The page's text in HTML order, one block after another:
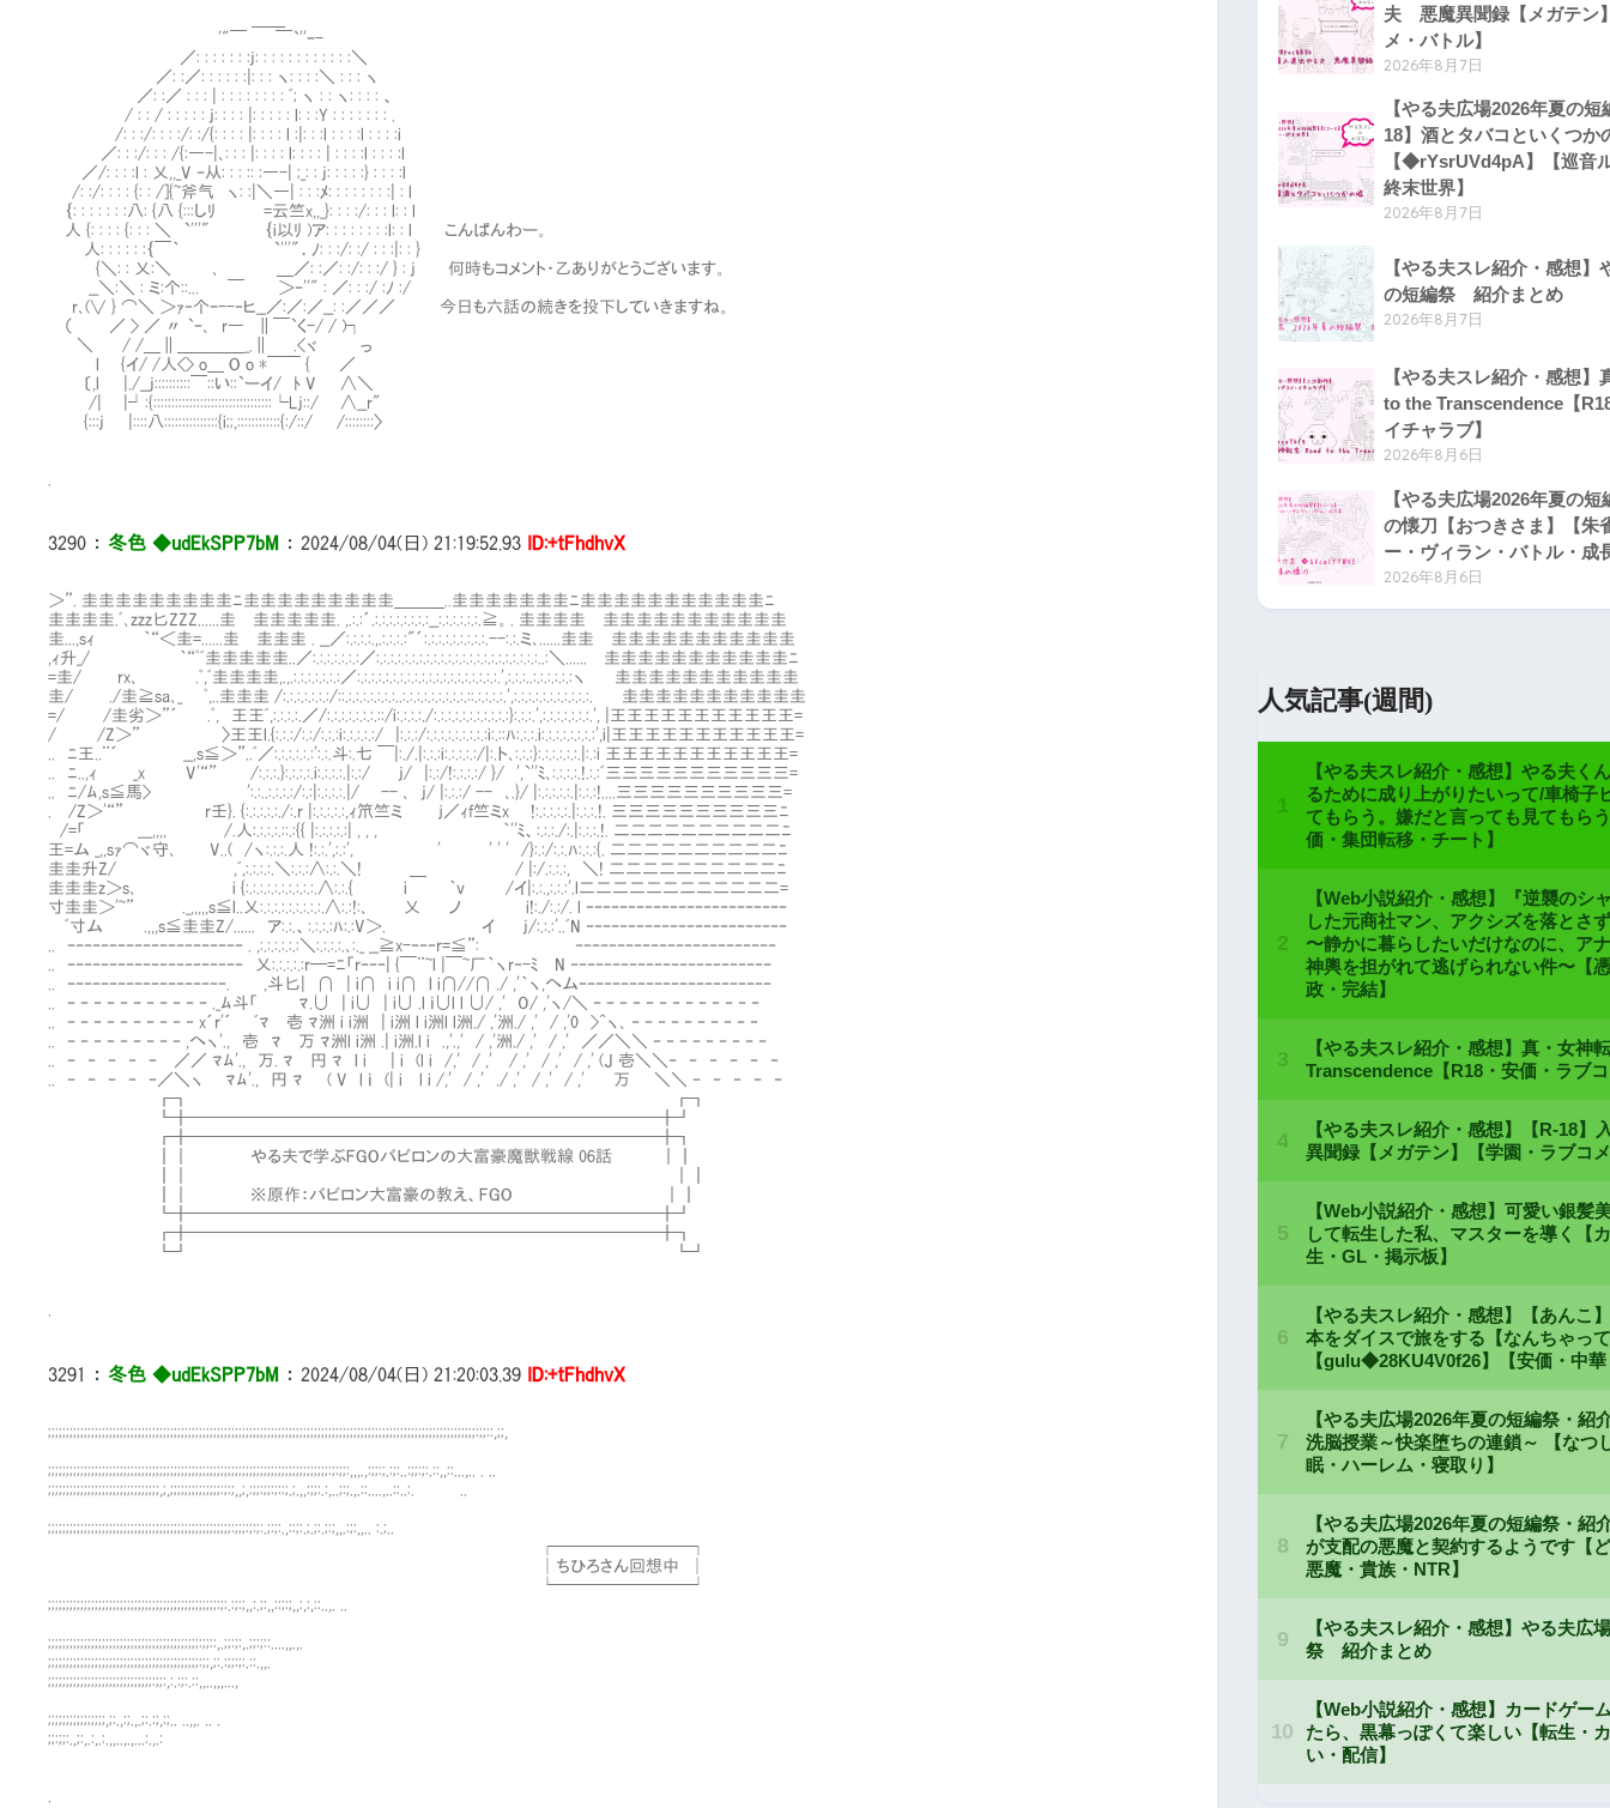
'"￣ ￣`''ｰ-
／: : : : : : :j: : : : : : : : : : : :＼
／: :／: : : : : :|: : : ヽ: : : :＼ : : : ヽ
／: :／ : : : | : : : : : : : : ﾞ; ヽ : : ヽ: : : : 、
/ : : / : : : : : j: : : : |: : : : : l: : :Y : : : : : : : .
/: : :/: : : :/: :/{: : : : |: : : : l :|: : :l : : : :l : : : :i
／: : :/: : : /{:―-|､: : : |: : : : l: : : : | : : : :l : : : :l
／/: : : :l : 乂,,_V ‐从: : : :: :―-| ;_: : j: : : : :} : : : :l
/: :/: : : : {: : /]{~斧气 ヽ: :|＼―| : : :ﾒ: : : : : : : :| : l
｛: : : : : : :八: {八 {:::しﾘ =云竺x,,_}: : : :/: : : l: : l
人 {: : : : {: : : ＼ `'''" ｛i以ﾘ )ア: : : : : : : :l: : l こんぱんわー。
人: : : : : :｛￣｀ `'''"．ﾉ: : :/: :/ : : :|: : }
{＼: : 乂:＼ ､ ＿／: :／: :/: : :/ } : j 何時もコメント・乙ありがとうございます。
__＼:＼ : ミ:个::... ￣ ＞‐''" : ／: : :/ :ﾉ :/
r､(∨ } ⌒＼ ＞ｧ‐个ｰ--‐ヒ__／:／:／__: :／／／ 今日も六話の続きを投下していきますね。
（ ／ > ／ 〃 `ｰ､ r― ∥￣`く-/ / )┐
＼ / /＿∥＿＿＿＿_.∥ .<ヾ っ
l {イ/ /人<> o＿ O o *￣￣ { ／
〔,l |./__j::::::::::￣::い::`ーイ/ ﾄ V ∧＼
/| |┘:{:::::::::::::::::::::::::::::::::└Lj::/ ∧__r"
{:::j |::::八:::::::::::::::{i;;,::::::::::::{:/::/ /::::::::〉
3290 ： 冬色 ◆udEkSPP7bM ： 2024/08/04(日) 21:19:52.93 ID:+tFhdhvX
＞”. 圭圭圭圭圭圭圭圭圭ﾆ圭圭圭圭圭圭圭圭圭＿＿＿..圭圭圭圭圭圭圭ﾆ圭圭圭圭圭圭圭圭圭圭圭ﾆ
圭圭圭圭.ﾞ､zzz匕ZZZ......圭Ⅷ圭圭圭圭圭. ,.:.:´.:.:.:.:.:.:.:.:__:.:.:.:.:.:.≧。. 圭圭圭圭Ⅷ圭圭圭圭圭圭圭圭圭圭圭
圭...,sｨ ｀“＜圭=......圭Ⅷ圭圭圭 . __／:.:.:.:.,.:.:.:.:"´:.:.:.:.:.:.:.:.:.--:.:.ミ､......圭圭Ⅷ圭圭圭圭圭圭圭圭圭圭圭
,ｨ升_/ ｀“ﾟﾞ圭圭圭圭圭..／:.:.:.:.:.:.:／:.:.:.:.:.:.:.:.:.:.:.:.:.:.:.:.:.:.:.:.:.:.:..:＼......Ⅷ圭圭圭圭圭圭圭圭圭圭圭ﾆ
=圭/ rx､ .ﾟ,ﾞ圭圭圭圭,.,.:.:.:.:.:.:.:／:.:.:.:.:.:.:.:.:.:.:.:.:.:.:.:.:.:.:.:.',:.:.:..:.:.:.:.:.:ヽ Ⅷ圭圭圭圭圭圭圭圭圭圭圭
圭/ ./圭≧sa､_ ﾟ,..圭圭圭 /:.:.:.:.:.:.:/::.:.:.:.:.:.:.:..:.:.:.:.:.:.:.:.:.::.:.:.:.:.',:.:.:.:.:.:.:.:.:.:.:. Ⅷ圭圭圭圭圭圭圭圭圭圭圭
=/ /圭劣＞”´ .ﾟ, 王王ﾞ,:.:.:.:.／/:.:.:.:.:.:.:.::/i:.:.:.:./:.:.:.:.:.:.:.:.:.:.:}:.:.:.',:.:.:.:.:.:.:.', |王王王王王王王王王王王=
/ /Z＞” 〉王王l.{:.:.:/:.:/:.:.:i:.:.:.:.:/ |:.:.:/:.:.:.:.:.:.:.:.:i:.::ﾊ:.:.:.i:.:.:.:.:.:.:.:',i|王王王王王王王王王王王=
.. ﾆ王..¨´ __,s≦＞”..ﾞ／:.:.:.:.:.:':.:.斗:.七 ￣|:./.|:.:.:i:.:.:.:.:/|:.ト､:.:.:}:.:.:.:.:.:.|:.:i 王王王王王王王王王王王=
.. ﾆ..,ｨ _x V'“” /:.:.:.}:.:.:.:.i:.:.:.:.|:.:/ j/ |:.:/!:.:.:.:/ }/ ',`''ﾐ､:.:.:.:.!.:.:ﾞ三三三三三三三三三三三=
.. ﾆ/ﾑ,s≦馬> ':.:..:.:.:.:/:.:|:.:.:.:.|/ -- ､ j/ |:.:.:/ -- ､.}/ |:.:.:.:.:.|:.:.:!....三三三三三三三三三三=
. /Z＞'“” r壬}. {:.:.:.:.:./:.r |:.:.:.:.:,ｨ笊竺ミ ｊ／ｨf竺ミx !:.:.:.:.:.|:.:.:.!. 三三三三三三三三三三ﾆ
/=「 ___,,,, Ⅷ/.人:.:.:.:.::.:{{ |:.:.:.:.:| , , , ｀''ﾐ、:.:.:./:.|:.:.:.!. 二二二二二二二二二二ﾆ
王=ム _,,sｧ⌒ヾ守､ V..( /ヽ:.:.:.人 !:.:.',:.:', ' ' ' ' /}:.:/:.:.ﾊ:.:.:{. 二二二二二二二二二二ﾆ
圭圭升Z/ ,ﾞ,:.:.:.:.＼:.:.:∧:.:.＼! ＿ / |:/.:.:.:, ＼! 二二二二二二二二二二ﾆ
圭圭圭z＞s､ i {:.:.:.:.:.:.:.:.:.:.∧:.:.{ i ｀v /イ|:.:.,:.:.:'.l二二二二二二二二二二二二=
寸圭圭＞'~” ._,,,,,s≦l..乂:.:.:.:.:.:.:.:.:.∧:.:!:､ 乂 ノ i!:./:.:/. l ‐‐‐‐‐‐‐‐‐‐‐‐‐‐‐‐‐‐‐‐‐‐‐‐
ﾞ寸ム .,,,s≦圭圭Z/...... ア:.:.、:.:.:.:ﾊ:.:V＞. イ j/:.:.:'..ﾞN ‐‐‐‐‐‐‐‐‐‐‐‐‐‐‐‐‐‐‐‐‐‐‐‐
.. ‐‐‐‐‐‐‐‐‐‐‐‐‐‐‐‐‐‐‐‐‐ . ,:.:.:.:.:.:＼:.:.:.:.､:._ __≧x-‐‐‐r=≦”: ‐‐‐‐‐‐‐‐‐‐‐‐‐‐‐‐‐‐‐‐‐‐‐‐
.. ‐‐‐‐‐‐‐‐‐‐‐‐‐‐‐‐‐‐‐‐‐ 乂:.:.:.:.:r─=ﾆ「r‐‐‐| {￣¨~l |￣~厂｀ヽr‐-ﾐ N ‐‐‐‐‐‐‐‐‐‐‐‐‐‐‐‐‐‐‐‐‐‐‐‐
.. ‐‐‐‐‐‐‐‐‐‐‐‐‐‐‐‐‐‐‐. ,斗匕| ∩ | i∩ i i∩ l i∩//∩ ./ ,'｀ヽ,へム‐‐‐‐‐‐‐‐‐‐‐‐‐‐‐‐‐‐‐‐‐‐‐
.. ‐ ‐ ‐ ‐ ‐ ‐ ‐ ‐ ‐ ‐ ‐ ._ﾑ斗「 ﾏ.∪ | i∪ | i∪ .l ｉ∪l l ∪/ ,' ０/ ,'ヽ/＼ ‐ ‐ ‐ ‐ ‐ ‐ ‐ ‐ ‐ ‐ ‐ ‐ ‐
.. ‐ ‐ ‐ ‐ ‐ ‐ ‐ ‐ ‐ ‐ x´r'´ ﾞﾏ 壱 ﾏ洲 i i洲 | i洲 l i洲l l洲./ ,'洲./ ,' / ,'0 >^ヽ､ ‐ ‐ ‐ ‐ ‐ ‐ ‐ ‐ ‐ ‐
.. ‐ ‐ ‐ ‐ ‐ ‐ ‐ ‐ ‐ ,へヽ'., 壱 ﾏ 万 ﾏ洲l i洲 .| i洲.l i .,'.,' / ,'洲./ ,' / ,' ／／＼＼ ‐ ‐ ‐ ‐ ‐ ‐ ‐ ‐ ‐
.. ‐ ‐ ‐ ‐ ‐ ／／ ﾏﾑ'., 万. ﾏ 円 ﾏ l i | i (l i /,' / ,' / ,' / ,' / ,' (J 壱＼＼‐ ‐ ‐ ‐ ‐ ‐
.. ‐ ‐ ‐ ‐ ‐／＼ヽ ﾏﾑ'., 円 ﾏ ( V l ｉ (| i l i /,' / ,' ./ ,' / ,' / ,' 万 ＼＼ ‐ ‐ ‐ ‐ ‐
┏┓ ┏┓
┗╋━━━━━━━━━━━━━━━━━━━━━━━━━━━━╋┛
┏╋────────────────────────────╋┓
┃｜ やる夫で学ぶFGOバビロンの大富豪魔獣戦線 06話 ｜┃
┃｜ ※原作：バビロン大富豪の教え、FGO ｜┃
┗╋────────────────────────────╋┛
┏╋━━━━━━━━━━━━━━━━━━━━━━━━━━━━╋┓
┗┛ ┗┛
3291 ： 冬色 ◆udEkSPP7bM ： 2024/08/04(日) 21:20:03.39 ID:+tFhdhvX
;;;;;;;;;;;;;;;;;;;;;;;;;;;;;;;;;;;;;;;;;;;;;;;;;;;;;;;;;;;;;;;;;;;;;;;;;;;;;;;;;;;;;;;;;;;;;;;;;;;;;;;;;;;;;;;;;;;;;;;:;;::,;;,
;;;;;;;;;;;;;;;;;;;;;;;;;;;;;;;;;;;;;;;;;;;;;;;;;;;;;;;;;;;;;;;;;;;;;;;;;;;;;;:;:;;:,,,.,:;;:;.:;:..:;;:;:.::,,::...,.. . ..
;;;;;;;;;;;;;;;;;;;;;;;;;;;;;;;,;,;;;;;;;;;;;;;;:;:;,,;,:;;:;;:;::;.;.,,:;;:.:,..;:;.,.::....,..::..:. ..
;;;;;;;;;;;;;;;;;;;;;;;;;;;;;;;;;;;;;;;;;;;;;;;;;;;:;;;:;:;:.;:;:.,::;:.;.;:.;:;,,.:;:,,.. :.;..
┌────────┐
│ちひろさん回想中 │
└────────┘
;;;;;;;;;;;;;;;;;;;;;;;;;;;;;;;;;;;;;;;;;;;;;;;:;:.:;:;,,:.;:,,::;:;,,:,:,::..,. ..
;;;;;;;;;;;;;;;;;;;;;;;;;;;;;;;;;;;;;;;;;;:;;::,.;;:;:,.;;:;::....,,.,.
;;;;;;;;;;;;;;;;;;;;;;;;;;;;;;;;;;;;;;;;;;:;;,;:.:;;:;:.::.,,.
;;;;;;;;;;;;;;;;;;;;;;;;;;;;;:;;:,:.:;:.::,,..,,,...,
;;;;;;;;;;;;;;;;,;:.,:;.,.;:.:;,:;.. ..,,. .. .
;;:;;:.,;:,.:,.:.,,..,.,...:.,.:
夫 悪魔異聞録【メガテン
メ・バトル】
2026年8月7日
【やる夫広場2026年夏の
18】酒とタバコといくつか
【◆rYsrUVd4pA】【巡音
終末世界】
2026年8月7日
【やる夫スレ紹介・感想】
の短編祭 紹介まとめ
2026年8月7日
【やる夫スレ紹介・感想
to the Transcendence【
イチャラブ】
2026年8月6日
【やる夫広場2026年夏の
の懐刀【おつきさま】【朱
ー・ヴィラン・バトル・成
2026年8月6日
人気記事(週間)